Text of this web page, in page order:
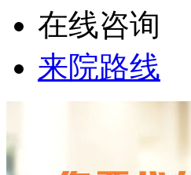
在线咨询
来院路线